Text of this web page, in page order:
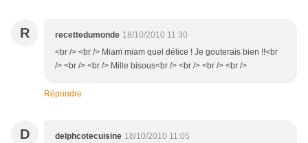
R recettedumonde 18/10/2010 11:30
<br /> <br /> Miam miam quel délice ! Je gouterais bien !!<br
/> <br /> <br /> Mille bisous<br /> <br /> <br /> <br />
Répondre
D delphcotecuisine 18/10/2010 11:05